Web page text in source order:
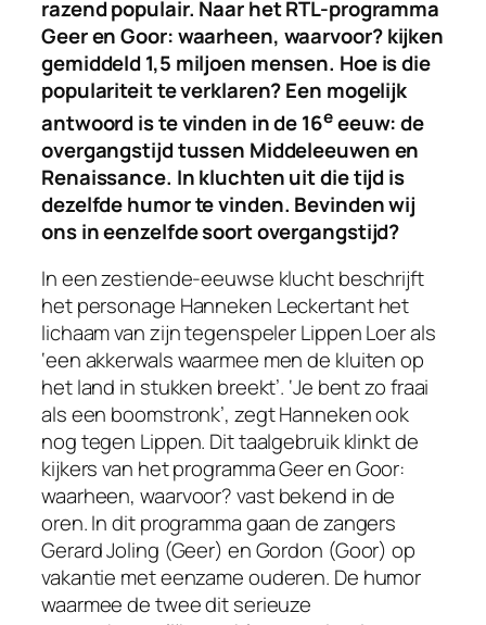
razend populair. Naar het RTL-programma
Geer en Goor: waarheen, waarvoor?kijken
gemiddeld 1,5 miljoen mensen. Hoe is die
populariteit te verklaren? Een mogelijk
antwoord is te vinden in de 16eeeuw: de
overgangstijd tussen Middeleeuwen en
Renaissance. In kluchten uit die tijd is
dezelfde humor te vinden. Bevinden wij
ons in eenzelfde soort overgangstijd?
In een zestiende-eeuwse klucht beschrijft
het personage Hanneken Leckertant het
lichaam van zijn tegenspeler Lippen Loer als
‘een akkerwals waarmee men de kluiten op
het land in stukken breekt’. ‘Je bent zo fraai
als een boomstronk’, zegt Hanneken ook
nog tegen Lippen. Dit taalgebruik klinkt de
kijkers van het programmaGeer en Goor:
waarheen, waarvoor?vast bekend in de
oren. In dit programma gaan de zangers
Gerard Joling (Geer) en Gordon (Goor) op
vakantie met eenzame ouderen. De humor
waarmee de twee dit serieuze